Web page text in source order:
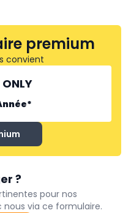
premium
convient
*
?
pour nos
via ce formulaire.